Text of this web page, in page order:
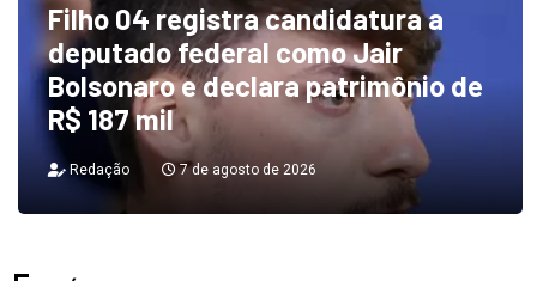
Filho 04 registra candidatura a
deputado federal como Jair
Bolsonaro e declara patrimônio de
R$ 187 mil
Redação 7 de agosto de 2026